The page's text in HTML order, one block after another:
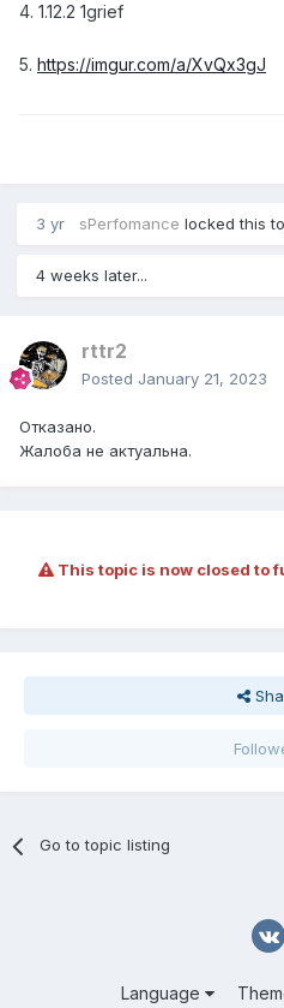
4. 1.12.2 1grief
5. https://imgur.com/a/XvQx3gJ
3 yr sPerfomance locked this
4 weeks later...
rttr2
Posted January 21, 2023
Отказано.
Жалоба не актуальна.
This topic is now closed to
Go to topic listing
Language